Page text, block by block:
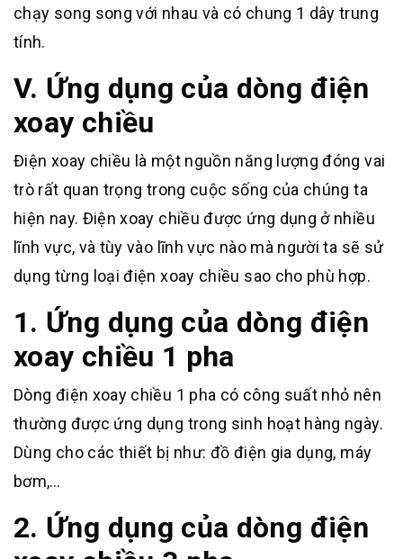
chạy song song với nhau và có chung 1 dây trung
tính.
V. Ứng dụng của dòng điện
xoay chiều
Điện xoay chiều là một nguồn năng lượng đóng vai
trò rất quan trọng trong cuộc sống của chúng ta
hiện nay. Điện xoay chiều được ứng dụng ở nhiều
lĩnh vực, và tùy vào lĩnh vực nào mà người ta sẽ sử
dụng từng loại điện xoay chiều sao cho phù hợp.
1. Ứng dụng của dòng điện
xoay chiều 1 pha
Dòng điện xoay chiều 1 pha có công suất nhỏ nên
thường được ứng dụng trong sinh hoạt hàng ngày.
Dùng cho các thiết bị như: đồ điện gia dụng, máy
bơm,…
2. Ứng dụng của dòng điện